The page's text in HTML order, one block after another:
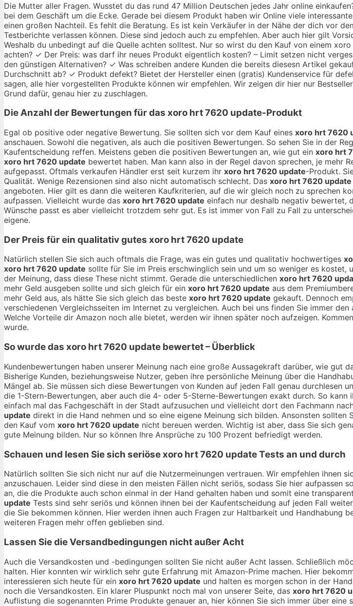
Die Mutter aller Fragen. Wusstet du das rund 47 Million Deutschen jedes Jahr online
bei dem Geschäft um die Ecke. Gerade bei diesem Produkt haben wir Online viele
einen großen Nachteil. Es fehlt die Beratung. Es ist kein Verkäufer in der Nähe der dich vor
Testberichte verlassen können. Diese sind jedoch auch zu empfehlen. Aber auch hier gilt
Weshalb du unbedingt auf die Quelle achten solltest. Nur so wirst du den Kauf von einem
achten? ✓ Der Preis: was darf ihr neues Produkt eigentlich kosten? – Limit setzen nicht
den günstigen Alternativen? ✓ Was schreiben andere Kunden die bereits diesesn Artikel
Durchschnitt ab? ✓ Produkt defekt? Bietet der Hersteller einen (gratis) Kundenservice für
sagen, alle hier vorgestellten Produkte können wir empfehlen. Wir zeigen dir hier nur
Grund dafür, genau hier zu zuschlagen.
Die Anzahl der Bewertungen für das xoro hrt 7620 update-Produkt
Egal ob positive oder negative Bewertung. Sie sollten sich vor dem Kauf eines xoro hrt 7620
anschauen. Sowohl die negativen, als auch die positiven Bewertungen. So sehen Sie in der
Kaufentscheidung reffen. Meistens geben die positiven Bewertungen an, wie gut ein xoro hrt
xoro hrt 7620 update bewertet haben. Man kann also in der Regel davon sprechen, je mehr
aufgepasst. Oftmals verkaufen Händler erst seit kurzem ihr xoro hrt 7620 update-Produkt.
Qualität. Wenige Rezensionen sind also nicht automatisch schlecht. Das xoro hrt 7620 update
angeboten. Hier gilt es dann die weiteren Kaufkriterien, auf die wir gleich noch zu sprechen
aufpassen. Vielleicht wurde das xoro hrt 7620 update einfach nur deshalb negativ bewertet,
Wünsche passt es aber vielleicht trotzdem sehr gut. Es ist immer von Fall zu Fall zu
eigene.
Der Preis für ein qualitativ gutes xoro hrt 7620 update
Natürlich stellen Sie sich auch oftmals die Frage, was ein gutes und qualitativ hochwertiges
xoro hrt 7620 update sollte für Sie im Preis erschwinglich sein und um so weniger es
der Meinung, dass diese These nicht stimmt. Gerade die unterschiedlichen xoro hrt 7620
mehr Geld ausgeben sollte und sich gleich für ein xoro hrt 7620 update aus dem
mehr Geld aus, als hätte Sie sich gleich das beste xoro hrt 7620 update gekauft. Dennoch
verschiedenen Vergleichsseiten im Internet zu vergleichen. Auch bei uns finden Sie immer
Welche Vorteile dir Amazon noch alle bietet, werden wir ihnen später noch aufzeigen.
wurde.
So wurde das xoro hrt 7620 update bewertet – Überblick
Kundenbewertungen haben unserer Meinung nach eine große Aussagekraft darüber, wie gut
Bisherige Kunden, beziehungsweise Nutzer, geben ihre persönliche Meinung über die
Mängel ab. Sie müssen sich diese Bewertungen von Kunden auf jeden Fall genau durchlesen
die 1-Stern-Bewertungen, aber auch die 4- oder 5-Sterne-Bewertungen exakt durch. So kann
einfach mal das Fachgeschäft in der Stadt aufzusuchen und vielleicht dort den Fachmann
update direkt in die Hand nehmen und so eine eigene Meinung sich bilden. Ansonsten
den Kauf vom xoro hrt 7620 update nicht bereuen werden. Wichtig ist aber, dass Sie sich
gute Meinung bilden. Nur so können Ihre Ansprüche zu 100 Prozent befriedigt werden.
Schauen und lesen Sie sich seriösexoro hrt 7620 updateTests an und durch
Natürlich sollten Sie sich nicht nur auf die Nutzermeinungen vertrauen. Wir empfehlen ihnen
anzuschauen. Leider sind diese in den meisten Fällen nicht seriös, sodass Sie hier aufpassen
an, die die Produkte auch schon einmal in der Hand gehalten haben und somit eine
update Tests sind sehr seriös und können ihnen bei der Kaufentscheidung auf jeden Fall
die Sie bekommen können. Hier werden ihnen auch Fragen zur Haltbarkeit und
weiteren Fragen mehr offen geblieben sind.
Lassen Sie die Versandbedingungen nicht außer Acht
Auch die Versandkosten und -bedingungen sollten Sie nicht außer Acht lassen. Schließlich
halten. Hier konnten wir wirklich sehr gute Erfahrung mit Amazon-Prime machen. Hier
interessieren sich heute für ein xoro hrt 7620 update und halten es morgen schon in der
noch die Versandkosten. Ein klarer Pluspunkt noch mal von unserer Seite, das xoro hrt 7620
Auflistung die sogenannten Prime Produkte genauer an, hier können Sie sich immer über